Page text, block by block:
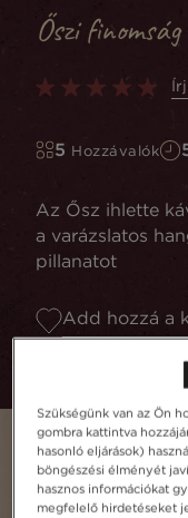
Őszi finomság
5 Hozzávalók
Az Ősz ihlette
a varázslatos
pillanatot
Add hozzá a
Szükségünk van az Ön
gombra kattintva
hasonló eljárások)
böngészési élményét
hasznos információkat
megfelelő hirdetéseket